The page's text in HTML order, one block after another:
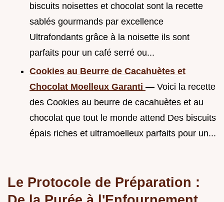
biscuits noisettes et chocolat sont la recette
sablés gourmands par excellence
Ultrafondants grâce à la noisette ils sont
parfaits pour un café serré ou...
Cookies au Beurre de Cacahuètes et
Chocolat Moelleux Garanti — Voici la recette
des Cookies au beurre de cacahuètes et au
chocolat que tout le monde attend Des biscuits
épais riches et ultramoelleux parfaits pour un...
Le Protocole de Préparation :